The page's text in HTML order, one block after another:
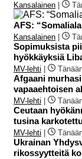
Kansalainen
AFS:
Kansalainen
Sopimuksista
hyökkäyksiä
MV-lehti
Afgaani
vapaaehtoisen
MV-lehti
Ceutaan
tusina
MV-lehti
Ukrainan
rikossyytteitä